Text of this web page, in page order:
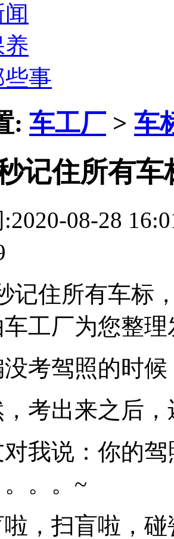
事
: 车工厂 > 车
记住所有
08-28
记住所有车标
工厂为您整理
驾照的时候
出来之后，
说：你的驾
。。~
扫盲啦，碰